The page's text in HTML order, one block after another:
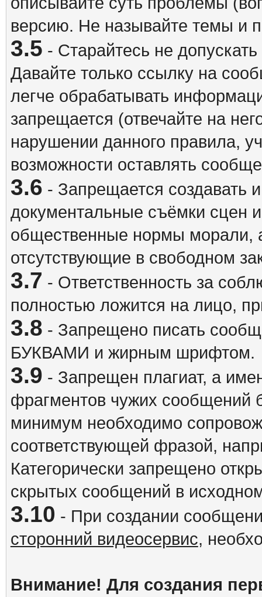
версию. Не называйте темы
3.5 - Старайтесь не
Давайте только ссылку на
легче обрабатывать
запрещается (отвечайте на
нарушении данного правила,
возможности оставлять
3.6 - Запрещается создавать
документальные съёмки сцен
общественные нормы морали,
отсутствующие в свободном
3.7 - Ответственность за
полностью ложится на лицо,
3.8 - Запрещено писать
БУКВАМИ и жирным шрифтом.
3.9 - Запрещен плагиат, а
фрагментов чужих сообщений
минимум необходимо
соответствующей фразой,
Категорически запрещено
скрытых сообщений в
3.10 - При создании
сторонний видеосервис,
Внимание! Для создания